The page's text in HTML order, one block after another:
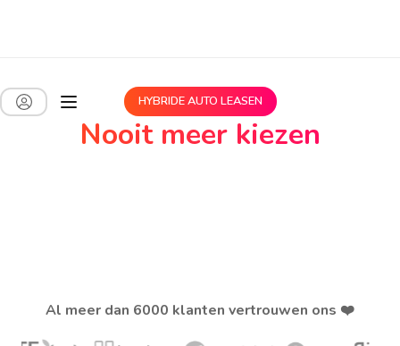
HYBRIDE AUTO LEASEN
Nooit meer kiezen
Al meer dan 6000 klanten vertrouwen ons ❤️